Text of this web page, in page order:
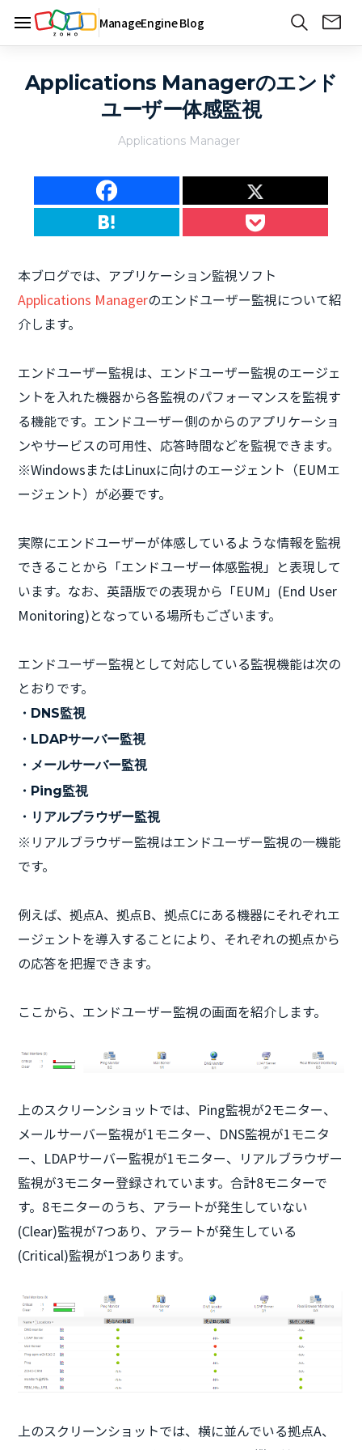
ManageEngine Blog
Applications Managerのエンド
ユーザー体感監視
Applications Manager
本ブログでは、アプリケーション監視ソフト
Applications Managerのエンドユーザー監視について紹
介します。
エンドユーザー監視は、エンドユーザー監視のエージェ
ントを入れた機器から各監視のパフォーマンスを監視す
る機能です。エンドユーザー側のからのアプリケーショ
ンやサービスの可用性、応答時間などを監視できます。
※WindowsまたはLinuxに向けのエージェント（EUMエ
ージェント）が必要です。
実際にエンドユーザーが体感しているような情報を監視
できることから「エンドユーザー体感監視」と表現して
います。なお、英語版での表現から「EUM」(End User
Monitoring)となっている場所もございます。
エンドユーザー監視として対応している監視機能は次の
とおりです。
・DNS監視
・LDAPサーバー監視
・メールサーバー監視
・Ping監視
・リアルブラウザー監視
※リアルブラウザー監視はエンドユーザー監視の一機能
です。
例えば、拠点A、拠点B、拠点Cにある機器にそれぞれエ
ージェントを導入することにより、それぞれの拠点から
の応答を把握できます。
ここから、エンドユーザー監視の画面を紹介します。
上のスクリーンショットでは、Ping監視が2モニター、
メールサーバー監視が1モニター、DNS監視が1モニタ
ー、LDAPサーバー監視が1モニター、リアルブラウザー
監視が3モニター登録されています。合計8モニターで
す。8モニターのうち、アラートが発生していない
(Clear)監視が7つあり、アラートが発生している
(Critical)監視が1つあります。
上のスクリーンショットでは、横に並んでいる拠点A、